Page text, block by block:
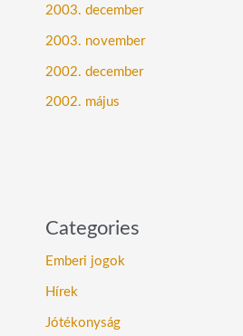
2003. december
2003. november
2002. december
2002. május
Categories
Emberi jogok
Hírek
Jótékonyság